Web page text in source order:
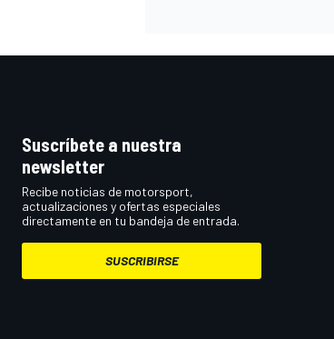
Suscríbete a nuestra
newsletter
Recibe noticias de motorsport,
actualizaciones y ofertas especiales
directamente en tu bandeja de entrada.
SUSCRIBIRSE